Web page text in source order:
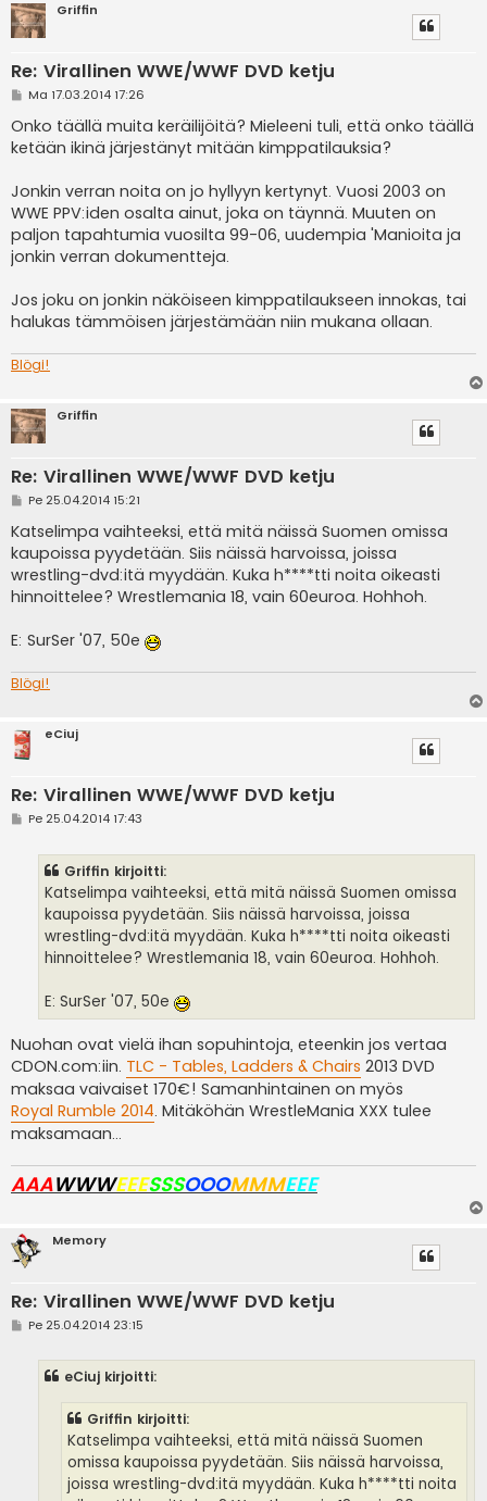
Griffin
Re: Virallinen WWE/WWF DVD ketju
V
e
s
t
Ma 17.03.2014 17:26
Onko täällä muita keräilijöitä? Mieleeni tuli, että onko täällä
ketään ikinä järjestänyt mitään kimppatilauksia?
Jonkin verran noita on jo hyllyyn kertynyt. Vuosi 2003 on
WWE PPV:iden osalta ainut, joka on täynnä. Muuten on
paljon tapahtumia vuosilta 99-06, uudempia 'Manioita ja
jonkin verran dokumentteja.
Jos joku on jonkin näköiseen kimppatilaukseen innokas, tai
halukas tämmöisen järjestämään niin mukana ollaan.
Blögi!
Griffin
Re: Virallinen WWE/WWF DVD ketju
V
e
s
t
i
Pe 25.04.2014 15:21
Katselimpa vaihteeksi, että mitä näissä Suomen omissa
kaupoissa pyydetään. Siis näissä harvoissa, joissa
wrestling-dvd:itä myydään. Kuka h****tti noita oikeasti
hinnoittelee? Wrestlemania 18, vain 60euroa. Hohhoh.
E: SurSer '07, 50e
Blögi!
eCiuj
Re: Virallinen WWE/WWF DVD ketju
VPe 25.04.2014 17:43
Griffin kirjoitti:
Katselimpa vaihteeksi, että mitä näissä Suomen omissa
kaupoissa pyydetään. Siis näissä harvoissa, joissa
wrestling-dvd:itä myydään. Kuka h****tti noita oikeasti
hinnoittelee? Wrestlemania 18, vain 60euroa. Hohhoh.
E: SurSer '07, 50e
Nuohan ovat vielä ihan sopuhintoja, eteenkin jos vertaa
CDON.com:iin. TLC - Tables, Ladders & Chairs 2013 DVD
maksaa vaivaiset 170€! Samanhintainen on myös
Royal Rumble 2014. Mitäköhän WrestleMania XXX tulee
maksamaan...
AAAWWWEEESSSOOOMMMEEE
Memory
Re: Virallinen WWE/WWF DVD ketju
VPe 25.04.2014 23:15
eCiuj kirjoitti:
Griffin kirjoitti:
Katselimpa vaihteeksi, että mitä näissä Suomen
omissa kaupoissa pyydetään. Siis näissä harvoissa,
joissa wrestling-dvd:itä myydään. Kuka h****tti noita